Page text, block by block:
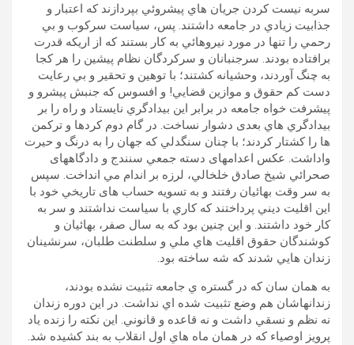
سربه نيست کردن جريان هاي پيشروئي بپردازند که اعتبار و
جذابيت زيادي در جامعه داشتند. پس، سياست سرکوب و بي
رحمي را تنها در مورد نيروهائي به کار بستند که از اريکه قدرت
برافتاده بودند. سرجنبانان و سرکردگان نظام پيشين را هر کجا
به چنگ آوردند، وحشيانه کشتند؛ با توهين و تحقير و بي رعايت
دست کم حقوق و موازين قضايي! و افسوس که جنبش پيشرو و
پيشرفت خواه جامعه در برابر اين بيدادگري نايستاد و راه را بر
بيدادگري هاي بعدی دشوار نساخت. در گام دوم کردها و ترکمن
ها را کشتار کردند؛ با چنان سنگدلي که جهان را به درنگ و حيرت
واداشت. عکس اعدامهای دسته جمعي سنندج و دادگاههای
صحرائي شيخ صادق خلخالي، لرزه بر اندام مي انداخت. سپس
به سر وقت بهائيان رفتند و به تسويه حساب های تاريخي خود با
اين اقليت ديني پرداختند که کاري با سياست نداشتند و سر به
کار خود داشتند. و اين چنين بود که به سال صفر، بهائيان و
کوشندگان حقوق اقليت هاي ملي و سلطنت طلبان، سرنشينان
زندان هایي شدند که شه ساخته بود.
به همان سان که در گستره ي جامعه تثبيت نشده بودند،
زندانهاشان هم وضع تثبيت شده اي نداشت. در اين دوره زندان
نه نظم و نسقي داشت و نه قاعده و قانوني. اين نکته را زنده ياد
پرويز اوصياء که در همان ماه هاي اول انقلاب به بند کشيده شد.